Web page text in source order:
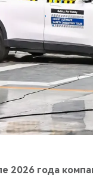
2026 года